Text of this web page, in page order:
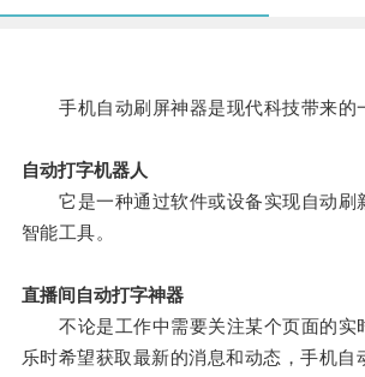
手机自动刷屏神器是现代科技带来的
自动打字机器人
它是一种通过软件或设备实现自动刷
智能工具。
直播间自动打字神器
不论是工作中需要关注某个页面的实
乐时希望获取最新的消息和动态，手机自